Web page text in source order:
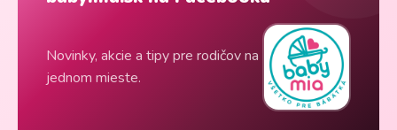
Novinky, akcie a tipy pre rodičov na
jednom mieste.